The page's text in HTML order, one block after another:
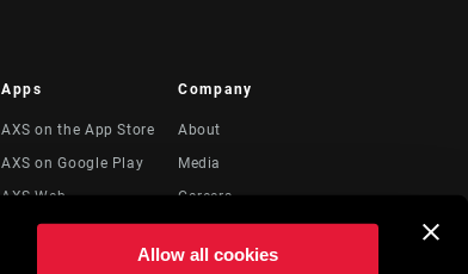
Allow all cookies
Apps
AXS on the App Store
AXS on Google Play
AXS Web
Company
About
Media
Careers
Logos
Locations